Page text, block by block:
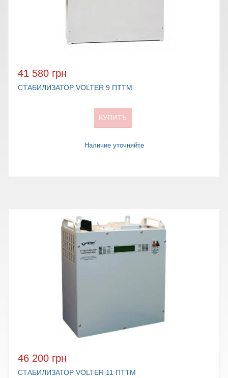
41 580 грн
СТАБИЛИЗАТОР VOLTER 9 ПТТМ
КУПИТЬ
Наличие уточняйте
46 200 грн
СТАБИЛИЗАТОР VOLTER 11 ПТТМ